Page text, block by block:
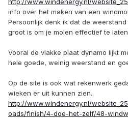
http://www.windenergy.nl/
info over het maken van een
Persoonlijk denk ik dat de
groot is om je molen effectief te
Vooral de vlakke plaat dynamo lijkt
hele goede, weinig weerstand en
Op de site is ook wat rekenwerk
wieken er uit kunnen zien..
http://www.windenergy.nl/
oads/finish/4-doe-het-zelf/48-